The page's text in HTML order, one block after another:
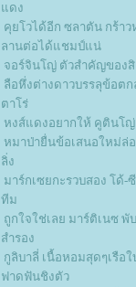
ดง
คุยโวได้อีก ซลาตัน กร้าว
ลานต่อได้แชมป์แน่
จอร์จินโญ่ ตัวสำคัญของ
ลือหึ่งต่างดาวบรรลุข้อตก
ตาโร่
หงส์แดงอยากให้ คูตินโ
หมาป่ายื่นข้อเสนอใหม่ล่
ลิ่ง
มาร์กเซยกะรวบสอง โด้-
ทีม
ถูกใจใช่เลย มาร์ติเนซ พั
สำรอง
กูลิบาลี่ เนื้อหอมสุดๆเรือใ
ฟาดฟันชิงตัว